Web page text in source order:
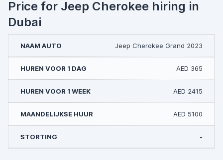
Price for Jeep Cherokee hiring in
Dubai
Jeep Cherokee Grand 2023
AED 365
AED 2415
AED 5100
-